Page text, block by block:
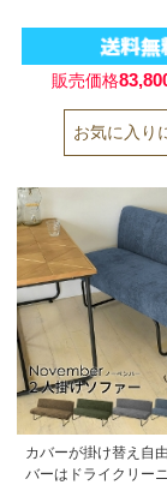
販売価格
カバーが掛け替え自
バーはドライクリー